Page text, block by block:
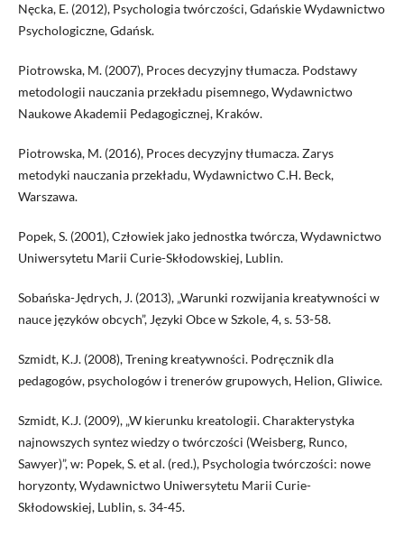
Nęcka, E. (2012), Psychologia twórczości, Gdańskie Wydawnictwo
Psychologiczne, Gdańsk.
Piotrowska, M. (2007), Proces decyzyjny tłumacza. Podstawy
metodologii nauczania przekładu pisemnego, Wydawnictwo
Naukowe Akademii Pedagogicznej, Kraków.
Piotrowska, M. (2016), Proces decyzyjny tłumacza. Zarys
metodyki nauczania przekładu, Wydawnictwo C.H. Beck,
Warszawa.
Popek, S. (2001), Człowiek jako jednostka twórcza, Wydawnictwo
Uniwersytetu Marii Curie-Skłodowskiej, Lublin.
Sobańska-Jędrych, J. (2013), „Warunki rozwijania kreatywności w
nauce języków obcych”, Języki Obce w Szkole, 4, s. 53-58.
Szmidt, K.J. (2008), Trening kreatywności. Podręcznik dla
pedagogów, psychologów i trenerów grupowych, Helion, Gliwice.
Szmidt, K.J. (2009), „W kierunku kreatologii. Charakterystyka
najnowszych syntez wiedzy o twórczości (Weisberg, Runco,
Sawyer)”, w: Popek, S. et al. (red.), Psychologia twórczości: nowe
horyzonty, Wydawnictwo Uniwersytetu Marii Curie-
Skłodowskiej, Lublin, s. 34-45.